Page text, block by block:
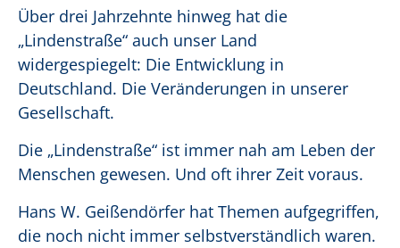
Über drei Jahrzehnte hinweg hat die
„Lindenstraße“ auch unser Land
widergespiegelt: Die Entwicklung in
Deutschland. Die Veränderungen in unserer
Gesellschaft.
Die „Lindenstraße“ ist immer nah am Leben der
Menschen gewesen. Und oft ihrer Zeit voraus.
Hans W. Geißendörfer hat Themen aufgegriffen,
die noch nicht immer selbstverständlich waren.